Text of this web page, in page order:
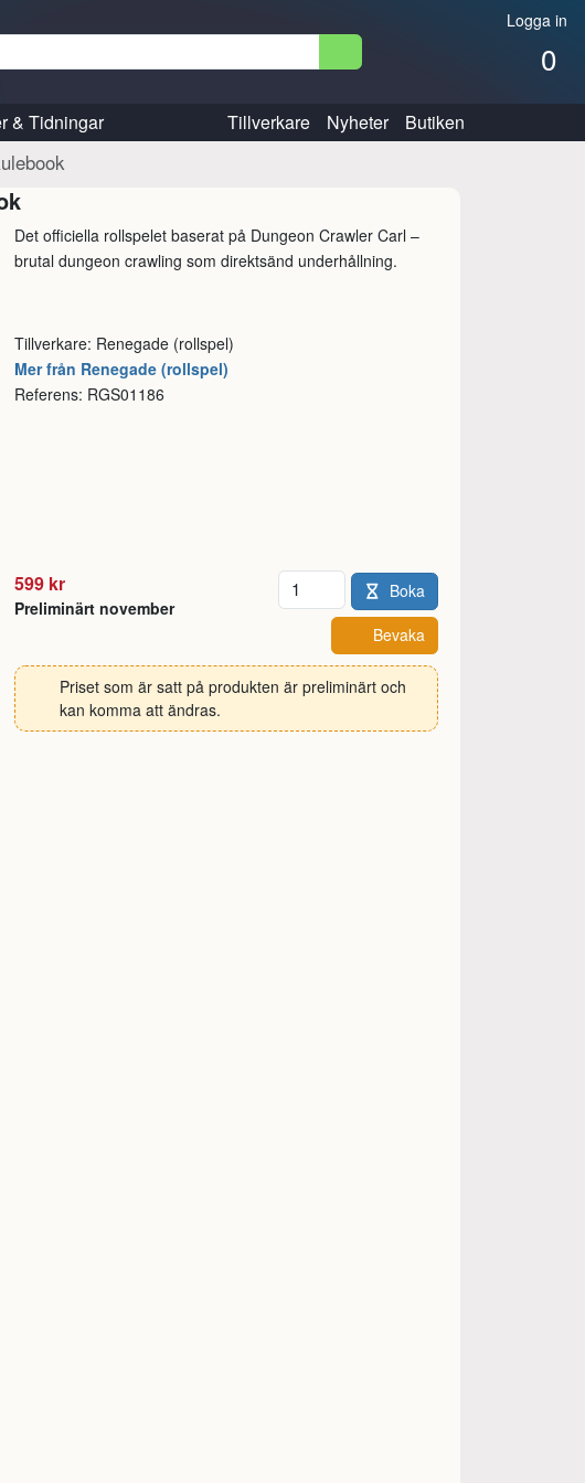
Logga in
0
& Tidningar Tillverkare Nyheter Butiken
Det officiella rollspelet baserat på Dungeon Crawler Carl –
brutal dungeon crawling som direktsänd underhållning.
Tillverkare: Renegade (rollspel)
Mer från Renegade (rollspel)
Referens: RGS01186
599 kr
Preliminärt november
Antal Boka
Bevaka
Priset som är satt på produkten är preliminärt och
kan komma att ändras.